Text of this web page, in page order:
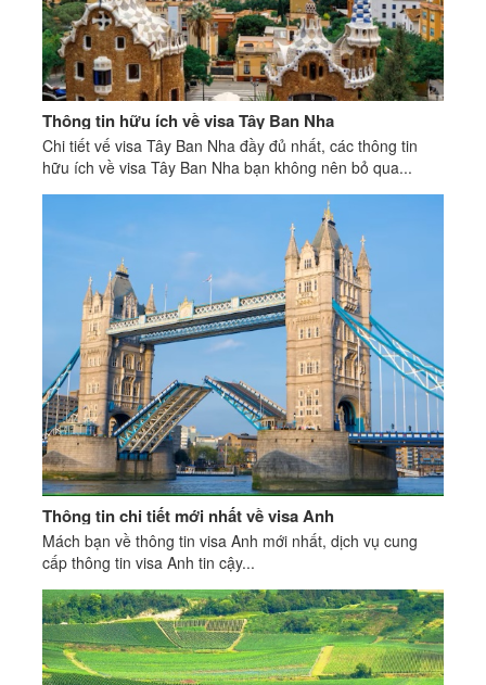
Thông tin hữu ích về visa Tây Ban Nha
Chi tiết vế visa Tây Ban Nha đầy đủ nhất, các thông tin
hữu ích về visa Tây Ban Nha bạn không nên bỏ qua...
Thông tin chi tiết mới nhất về visa Anh
Mách bạn về thông tin visa Anh mới nhất, dịch vụ cung
cấp thông tin visa Anh tin cậy...